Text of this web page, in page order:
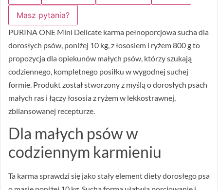
Masz pytania?
PURINA ONE Mini Delicate karma pełnoporcjowa sucha dla
dorosłych psów, poniżej 10 kg, z łososiem i ryżem 800 g to
propozycja dla opiekunów małych psów, którzy szukają
codziennego, kompletnego posiłku w wygodnej suchej
formie. Produkt został stworzony z myślą o dorosłych psach
małych ras i łączy łososia z ryżem w lekkostrawnej,
zbilansowanej recepturze.
Dla małych psów w
codziennym karmieniu
Ta karma sprawdzi się jako stały element diety dorosłego psa